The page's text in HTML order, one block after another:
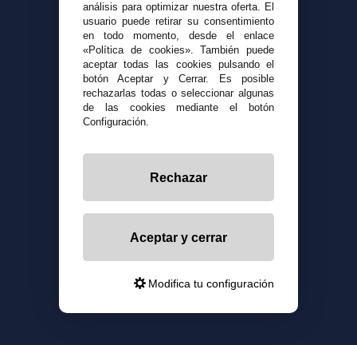
análisis para optimizar nuestra oferta. El
usuario puede retirar su consentimiento
en todo momento, desde el enlace
«Política de cookies». También puede
aceptar todas las cookies pulsando el
botón Aceptar y Cerrar. Es posible
rechazarlas todas o seleccionar algunas
de las cookies mediante el botón
Configuración.
Rechazar
Aceptar y cerrar
Modifica tu configuración